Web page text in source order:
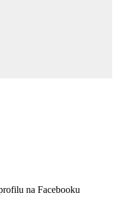
na Facebooku